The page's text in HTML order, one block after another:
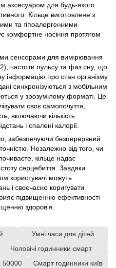
аксесуаром для будь-якого
Кільце виготовлене з
та гіпоалергенними
комфортне носіння протягом
сенсорами для вимірювання
частоти пульсу та фаз сну, що
інформацію про стан організму
синхронізуються з мобільним
у зрозумілому форматі. Це
своє самопочуття,
включаючи кількість
і спалені калорії.
забезпечуючи безперервний
Незалежно від того, чи
кільце надає
серцебиття. Завдяки
користувачі можуть
і своєчасно коригувати
підвищенню ефективності
здоров'я.
Умні часи для дітей
Чоловічі годинники смарт
50000 Смарт годинники київ